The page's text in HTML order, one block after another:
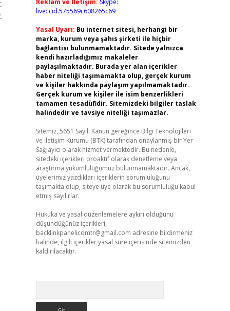
Reklam ve İletişim: Skype:
live:.cid.575569c608265c69
Yasal Uyarı: Bu internet sitesi, herhangi bir
marka, kurum veya şahıs şirketi ile hiçbir
bağlantısı bulunmamaktadır. Sitede yalnızca
kendi hazırladığımız makaleler
paylaşılmaktadır. Burada yer alan içerikler
haber niteliği taşımamakta olup, gerçek kurum
ve kişiler hakkında paylaşım yapılmamaktadır.
Gerçek kurum ve kişiler ile isim benzerlikleri
tamamen tesadüfidir. Sitemizdeki bilgiler taslak
halindedir ve tavsiye niteliği taşımazlar.
Sitemiz, 5651 Sayılı Kanun gereğince Bilgi Teknolojileri
ve İletişim Kurumu (BTK) tarafından onaylanmış bir Yer
Sağlayıcı olarak hizmet vermektedir. Bu nedenle,
sitedeki içerikleri proaktif olarak denetleme veya
araştırma yükümlülüğümüz bulunmamaktadır. Ancak,
üyelerimiz yazdıkları içeriklerin sorumluluğunu
taşımakta olup, siteye üye olarak bu sorumluluğu kabul
etmiş sayılırlar.
Hukuka ve yasal düzenlemelere aykırı olduğunu
düşündüğünüz içerikleri,
backlinkpanelicomtr@gmail.com adresine bildirmeniz
halinde, ilgili içerikler yasal süre içerisinde sitemizden
kaldırılacaktır.